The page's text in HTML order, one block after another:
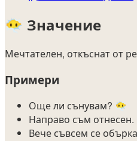
😶‍🌫️ Значение
Мечтателен, откъснат от
Примери
Още ли сънувам? 😶‍🌫️
Направо съм отнесен.
Вече съвсем се